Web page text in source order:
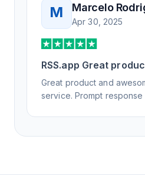
M Marcelo
Apr 30, 2025
RSS.app Great
Great product and
service. Prompt response